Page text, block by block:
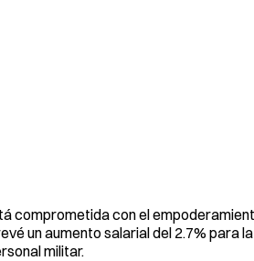
comprometida con el
un aumento salarial del 2.7% para
militar.